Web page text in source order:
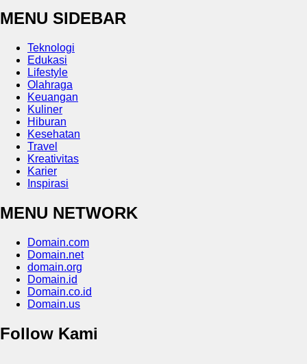
MENU SIDEBAR
Teknologi
Edukasi
Lifestyle
Olahraga
Keuangan
Kuliner
Hiburan
Kesehatan
Travel
Kreativitas
Karier
Inspirasi
MENU NETWORK
Domain.com
Domain.net
domain.org
Domain.id
Domain.co.id
Domain.us
Follow Kami